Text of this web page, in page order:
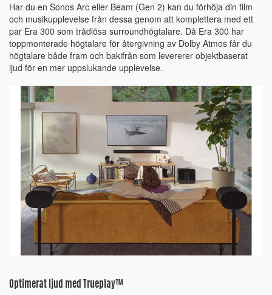
Har du en Sonos Arc eller Beam (Gen 2) kan du förhöja din film
och musikupplevelse från dessa genom att komplettera med ett
par Era 300 som trådlösa surroundhögtalare. Då Era 300 har
toppmonterade högtalare för återgivning av Dolby Atmos får du
högtalare både fram och bakifrån som levererer objektbaserat
ljud för en mer uppslukande upplevelse.
Optimerat ljud med Trueplay™